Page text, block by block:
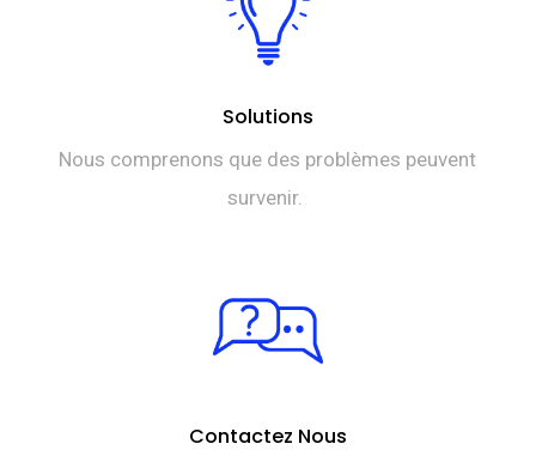
Solutions
Nous comprenons que des problèmes peuvent
survenir.
Contactez Nous